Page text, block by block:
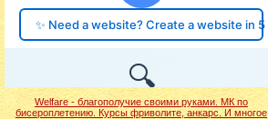
Welfare - благополучие своими руками. МК по
бисероплетению. Курсы фриволите, анкарс. И многое